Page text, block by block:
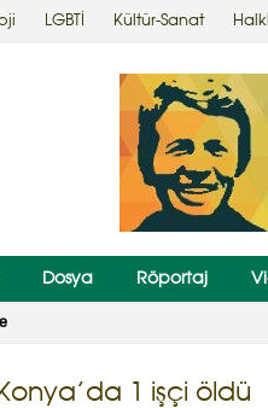
LGBTİ Kültür-Sanat
Dosya Röportaj
1 işçi öldü